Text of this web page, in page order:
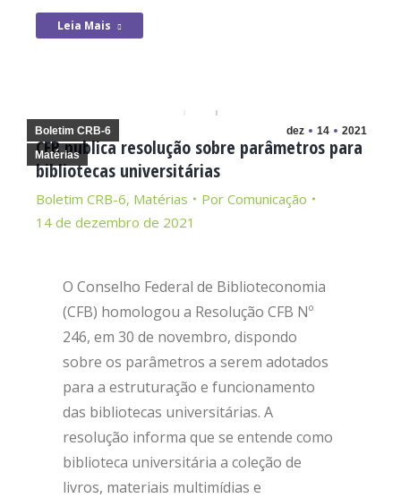
Leia Mais
dez 14 2021
Boletim CRB-6
Matérias
CFB publica resolução sobre parâmetros para
bibliotecas universitárias
Boletim CRB-6, Matérias Por Comunicação
14 de dezembro de 2021
O Conselho Federal de Biblioteconomia
(CFB) homologou a Resolução CFB Nº
246, em 30 de novembro, dispondo
sobre os parâmetros a serem adotados
para a estruturação e funcionamento
das bibliotecas universitárias. A
resolução informa que se entende como
biblioteca universitária a coleção de
livros, materiais multimídias e